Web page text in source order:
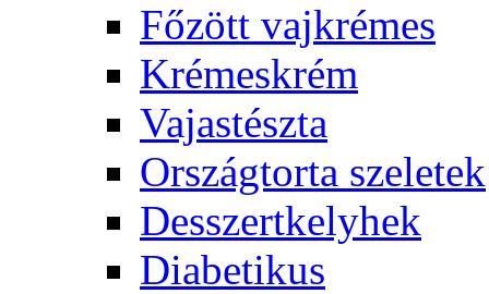
Főzött vajkrémes
Krémeskrém
Vajastészta
Országtorta szeletek
Desszertkelyhek
Diabetikus